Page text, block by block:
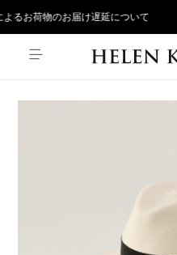
るお荷物のお届け遅延について